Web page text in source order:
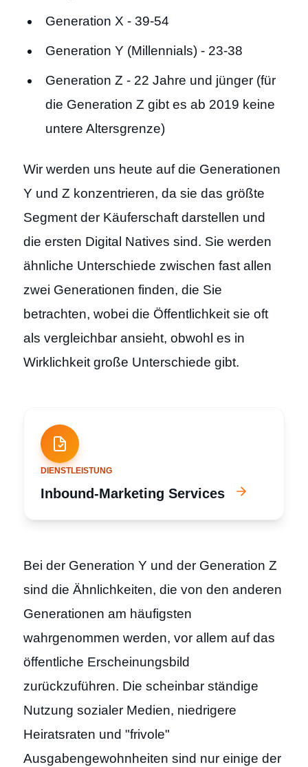
Generation X - 39-54
Generation Y (Millennials) - 23-38
Generation Z - 22 Jahre und jünger (für
die Generation Z gibt es ab 2019 keine
untere Altersgrenze)
Wir werden uns heute auf die Generationen
Y und Z konzentrieren, da sie das größte
Segment der Käuferschaft darstellen und
die ersten Digital Natives sind. Sie werden
ähnliche Unterschiede zwischen fast allen
zwei Generationen finden, die Sie
betrachten, wobei die Öffentlichkeit sie oft
als vergleichbar ansieht, obwohl es in
Wirklichkeit große Unterschiede gibt.
DIENSTLEISTUNG
Inbound-Marketing Services
Bei der Generation Y und der Generation Z
sind die Ähnlichkeiten, die von den anderen
Generationen am häufigsten
wahrgenommen werden, vor allem auf das
öffentliche Erscheinungsbild
zurückzuführen. Die scheinbar ständige
Nutzung sozialer Medien, niedrigere
Heiratsraten und "frivole"
Ausgabengewohnheiten sind nur einige der